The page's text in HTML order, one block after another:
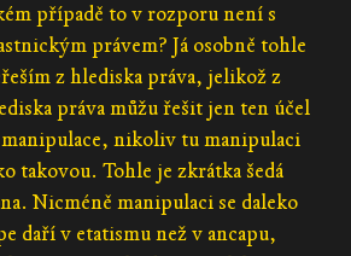
případě to v rozporu není s
právem? Já osobně tohle
z hlediska práva, jelikož z
práva můžu řešit jen ten účel
nikoliv tu manipulaci
takovou. Tohle je zkrátka šedá
Nicméně manipulaci se daleko
daří v etatismu než v ancapu,